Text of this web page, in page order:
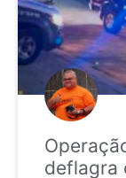
deflagra